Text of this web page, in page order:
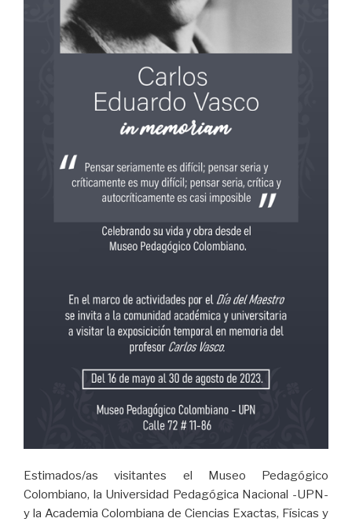
Estimados/as visitantes el Museo Pedagógico
Colombiano, la Universidad Pedagógica Nacional -UPN-
y la Academia Colombiana de Ciencias Exactas, Físicas y